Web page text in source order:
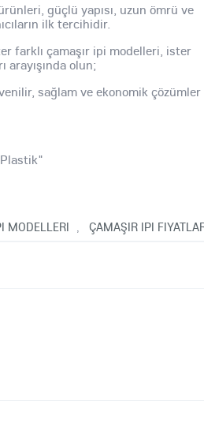
güçlü yapısı, uzun ömrü ve
ilk tercihidir.
farklı çamaşır ipi modelleri, ister
arayışında olun;
sağlam ve ekonomik çözümler
Plastik"
MODELLERI ÇAMAŞIR IPI